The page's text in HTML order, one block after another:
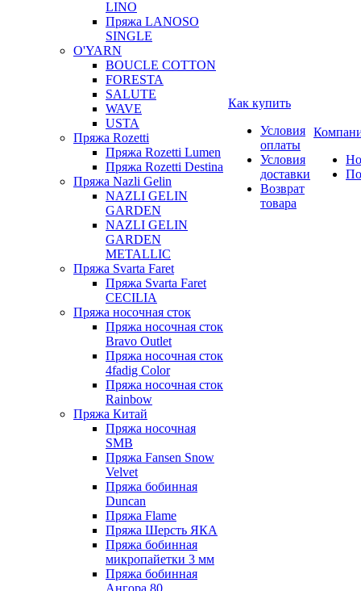
LINO
Пряжа LANOSO
SINGLE
O'YARN
BOUCLE COTTON
FORESTA
SALUTE
WAVE
USTA
Пряжа Rozetti
Пряжа Rozetti Lumen
Пряжа Rozetti Destina
Пряжа Nazli Gelin
NAZLI GELIN
GARDEN
NAZLI GELIN
GARDEN
METALLIC
Пряжа Svarta Faret
Пряжа Svarta Faret
CECILIA
Пряжа носочная сток
Пряжа носочная сток
Bravo Outlet
Пряжа носочная сток
4fadig Color
Пряжа носочная сток
Rainbow
Пряжа Китай
Пряжа носочная
SMB
Пряжа Fansen Snow
Velvet
Пряжа бобинная
Duncan
Пряжа Flame
Пряжа Шерсть ЯКА
Пряжа бобинная
микропайетки 3 мм
Пряжа бобинная
Ангора 80
Как купить
Условия
оплаты
Условия
доставки
Возврат
товара